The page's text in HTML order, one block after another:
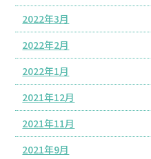
2022年3月
2022年2月
2022年1月
2021年12月
2021年11月
2021年9月